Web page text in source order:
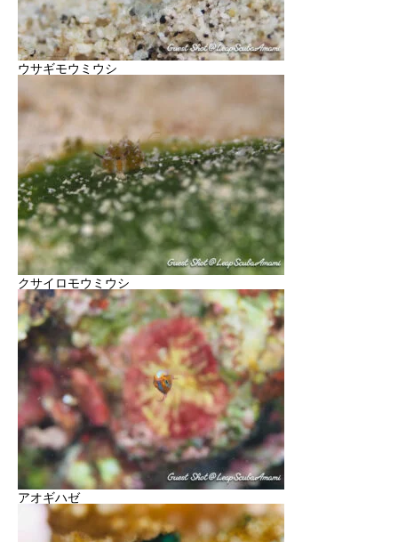
ウサギモウミウシ
クサイロモウミウシ
アオギハゼ